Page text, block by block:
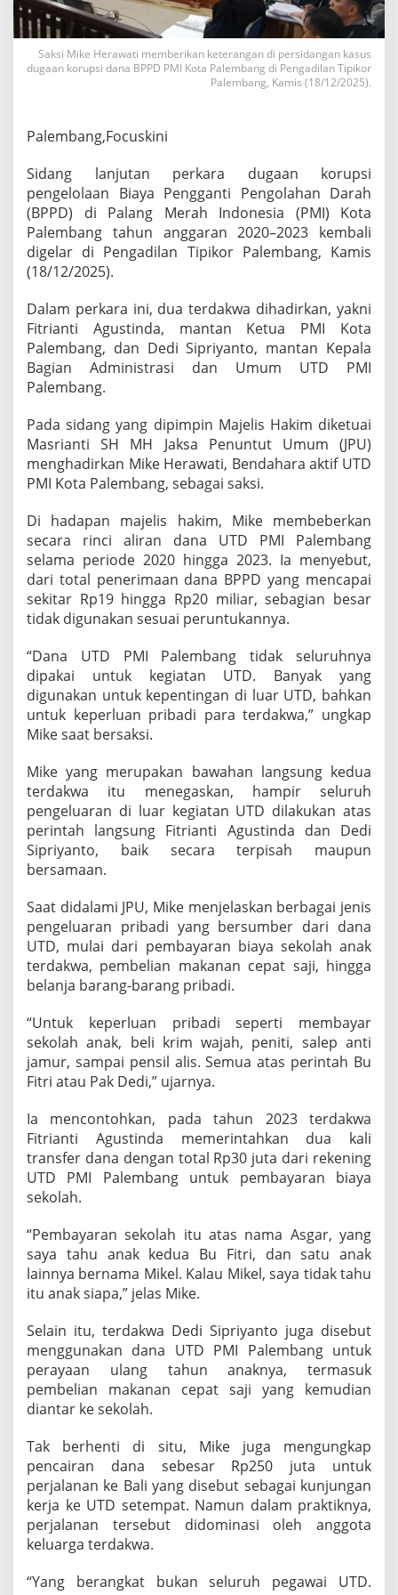
i
d
u
g
a
a
a
B
a
y
a
k
o
a
h
n
g
g
a
B
l
a
n
a
P
r
b
a
i
Saksi Mike Herawati memberikan keterangan di persidangan kasus
dugaan korupsi dana BPPD PMI Kota Palembang di Pengadilan Tipikor
Palembang, Kamis (18/12/2025).
Palembang,Focuskini
Sidang lanjutan perkara dugaan korupsi
pengelolaan Biaya Pengganti Pengolahan Darah
(BPPD) di Palang Merah Indonesia (PMI) Kota
Palembang tahun anggaran 2020–2023 kembali
digelar di Pengadilan Tipikor Palembang, Kamis
(18/12/2025).
Dalam perkara ini, dua terdakwa dihadirkan, yakni
Fitrianti Agustinda, mantan Ketua PMI Kota
Palembang, dan Dedi Sipriyanto, mantan Kepala
Bagian Administrasi dan Umum UTD PMI
Palembang.
Pada sidang yang dipimpin Majelis Hakim diketuai
Masrianti SH MH Jaksa Penuntut Umum (JPU)
menghadirkan Mike Herawati, Bendahara aktif UTD
PMI Kota Palembang, sebagai saksi.
Di hadapan majelis hakim, Mike membeberkan
secara rinci aliran dana UTD PMI Palembang
selama periode 2020 hingga 2023. Ia menyebut,
dari total penerimaan dana BPPD yang mencapai
sekitar Rp19 hingga Rp20 miliar, sebagian besar
tidak digunakan sesuai peruntukannya.
“Dana UTD PMI Palembang tidak seluruhnya
dipakai untuk kegiatan UTD. Banyak yang
digunakan untuk kepentingan di luar UTD, bahkan
untuk keperluan pribadi para terdakwa,” ungkap
Mike saat bersaksi.
Mike yang merupakan bawahan langsung kedua
terdakwa itu menegaskan, hampir seluruh
pengeluaran di luar kegiatan UTD dilakukan atas
perintah langsung Fitrianti Agustinda dan Dedi
Sipriyanto, baik secara terpisah maupun
bersamaan.
Saat didalami JPU, Mike menjelaskan berbagai jenis
pengeluaran pribadi yang bersumber dari dana
UTD, mulai dari pembayaran biaya sekolah anak
terdakwa, pembelian makanan cepat saji, hingga
belanja barang-barang pribadi.
“Untuk keperluan pribadi seperti membayar
sekolah anak, beli krim wajah, peniti, salep anti
jamur, sampai pensil alis. Semua atas perintah Bu
Fitri atau Pak Dedi,” ujarnya.
Ia mencontohkan, pada tahun 2023 terdakwa
Fitrianti Agustinda memerintahkan dua kali
transfer dana dengan total Rp30 juta dari rekening
UTD PMI Palembang untuk pembayaran biaya
sekolah.
“Pembayaran sekolah itu atas nama Asgar, yang
saya tahu anak kedua Bu Fitri, dan satu anak
lainnya bernama Mikel. Kalau Mikel, saya tidak tahu
itu anak siapa,” jelas Mike.
Selain itu, terdakwa Dedi Sipriyanto juga disebut
menggunakan dana UTD PMI Palembang untuk
perayaan ulang tahun anaknya, termasuk
pembelian makanan cepat saji yang kemudian
diantar ke sekolah.
Tak berhenti di situ, Mike juga mengungkap
pencairan dana sebesar Rp250 juta untuk
perjalanan ke Bali yang disebut sebagai kunjungan
kerja ke UTD setempat. Namun dalam praktiknya,
perjalanan tersebut didominasi oleh anggota
keluarga terdakwa.
“Yang berangkat bukan seluruh pegawai UTD.